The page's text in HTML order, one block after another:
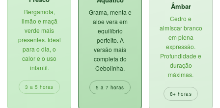
Bergamota,
limão e maçã
verde mais
presentes. Ideal
para o dia, o
calor e o uso
infantil.
3 a 5 horas
Grama, menta e
aloe vera em
equilíbrio
perfeito. A
versão mais
completa do
Cebolinha.
5 a 7 horas
Âmbar
Cedro e
almíscar branco
em plena
expressão.
Profundidade e
duração
máximas.
8+ horas